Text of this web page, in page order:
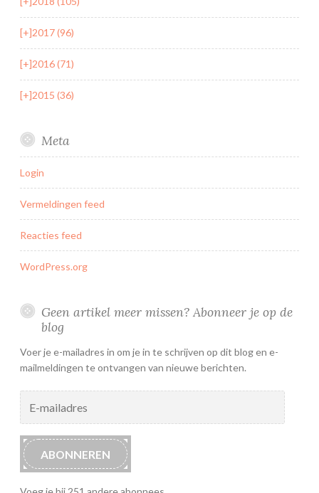
[+]2017 (96)
[+]2016 (71)
[+]2015 (36)
Meta
Login
Vermeldingen feed
Reacties feed
WordPress.org
Geen artikel meer missen? Abonneer je op de
blog
Voer je e-mailadres in om je in te schrijven op dit blog en e-
mailmeldingen te ontvangen van nieuwe berichten.
mailadres
ABONNEREN